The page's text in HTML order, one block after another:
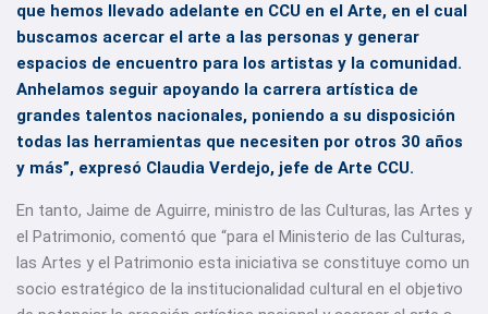
que hemos llevado adelante en CCU en el Arte, en el cual
buscamos acercar el arte a las personas y generar
espacios de encuentro para los artistas y la comunidad.
Anhelamos seguir apoyando la carrera artística de
grandes talentos nacionales, poniendo a su disposición
todas las herramientas que necesiten por otros 30 años
y más”, expresó Claudia Verdejo, jefe de Arte CCU.
En tanto, Jaime de Aguirre, ministro de las Culturas, las Artes y
el Patrimonio, comentó que “para el Ministerio de las Culturas,
las Artes y el Patrimonio esta iniciativa se constituye como un
socio estratégico de la institucionalidad cultural en el objetivo